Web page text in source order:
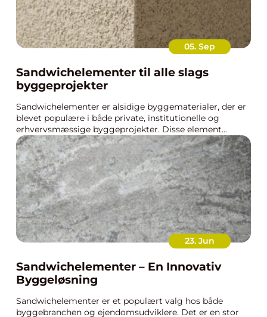
05. Sep
Sandwichelementer til alle slags
byggeprojekter
Sandwichelementer er alsidige byggematerialer, der er
blevet populære i både private, institutionelle og
erhvervsmæssige byggeprojekter. Disse element...
23. Jun
Sandwichelementer – En Innovativ
Byggeløsning
Sandwichelementer er et populært valg hos både
byggebranchen og ejendomsudviklere. Det er en stor